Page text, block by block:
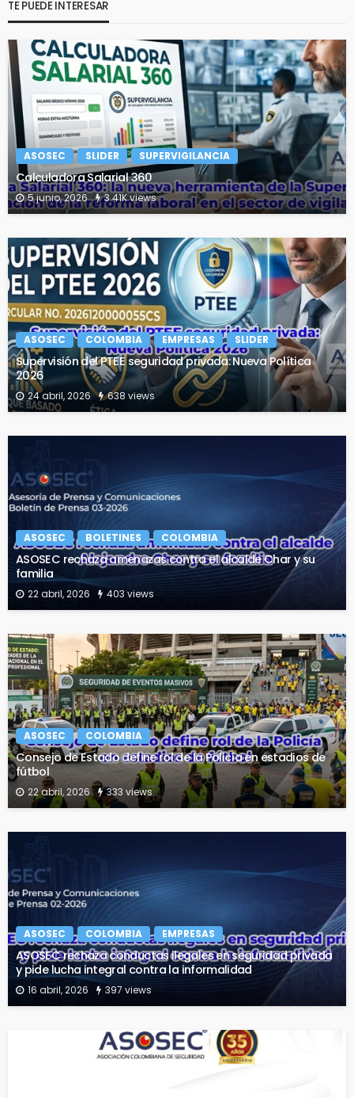
TE PUEDE INTERESAR
ASOSEC SLIDER SUPERVIGILANCIA
Calculadora Salarial 360
5 junio, 2026 3.41K views
ASOSEC COLOMBIA EMPRESAS SLIDER
Supervisión del PTEE seguridad privada: Nueva Política
2026
24 abril, 2026 638 views
ASOSEC BOLETINES COLOMBIA
ASOSEC rechaza amenazas contra el alcalde Char y su
familia
22 abril, 2026 403 views
ASOSEC COLOMBIA
Consejo de Estado define rol de la Policía en estadios de
fútbol
22 abril, 2026 333 views
ASOSEC COLOMBIA EMPRESAS
ASOSEC rechaza conductas ilegales en seguridad privada
y pide lucha integral contra la informalidad
16 abril, 2026 397 views